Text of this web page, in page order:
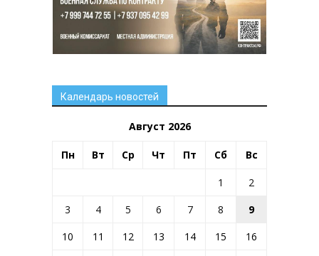
Календарь новостей
Август 2026
Пн Вт Ср Чт Пт Сб Вс
1
2
3
4 5 6 7 8
9
10
11 12 13 14 15
16